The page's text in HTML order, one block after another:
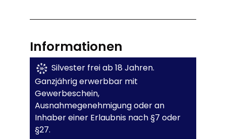
Informationen
Silvester frei ab 18 Jahren.
Ganzjährig erwerbbar mit
Gewerbeschein,
Ausnahmegenehmigung oder an
Inhaber einer Erlaubnis nach §7 oder
§27.